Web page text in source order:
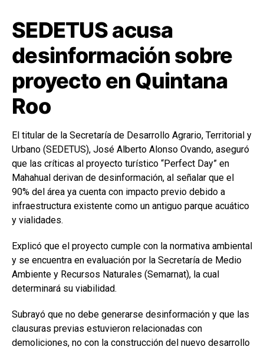
SEDETUS acusa
desinformación sobre
proyecto en Quintana
Roo
El titular de la Secretaría de Desarrollo Agrario, Territorial y
Urbano (SEDETUS), José Alberto Alonso Ovando, aseguró
que las críticas al proyecto turístico “Perfect Day” en
Mahahual derivan de desinformación, al señalar que el
90% del área ya cuenta con impacto previo debido a
infraestructura existente como un antiguo parque acuático
y vialidades.
Explicó que el proyecto cumple con la normativa ambiental
y se encuentra en evaluación por la Secretaría de Medio
Ambiente y Recursos Naturales (Semarnat), la cual
determinará su viabilidad.
Subrayó que no debe generarse desinformación y que las
clausuras previas estuvieron relacionadas con
demoliciones, no con la construcción del nuevo desarrollo